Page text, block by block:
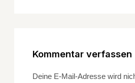
Kommentar verfassen
Deine E-Mail-Adresse wird